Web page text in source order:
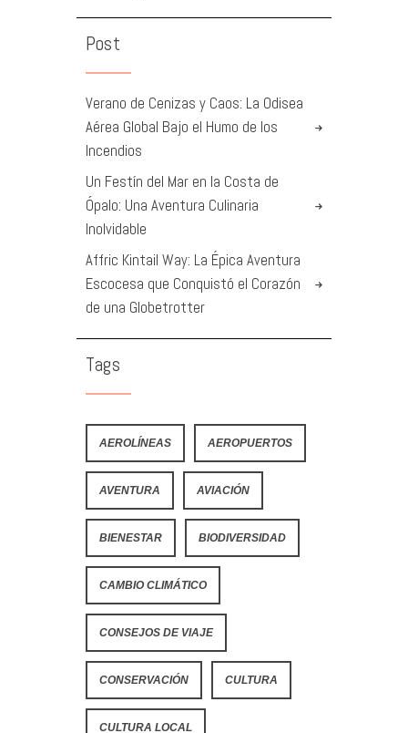
Post
Verano de Cenizas y Caos: La Odisea
Aérea Global Bajo el Humo de los
Incendios
Un Festín del Mar en la Costa de
Ópalo: Una Aventura Culinaria
Inolvidable
Affric Kintail Way: La Épica Aventura
Escocesa que Conquistó el Corazón
de una Globetrotter
Tags
AEROLÍNEAS AEROPUERTOS
AVENTURA AVIACIÓN
BIENESTAR BIODIVERSIDAD
CAMBIO CLIMÁTICO
CONSEJOS DE VIAJE
CONSERVACIÓN CULTURA
CULTURA LOCAL